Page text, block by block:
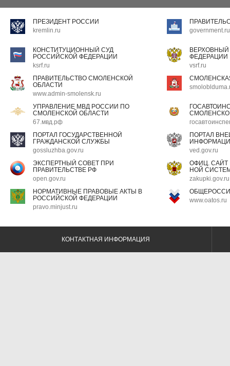
ПРЕЗИДЕНТ РОССИИ
kremlin.ru
government.ru
КОНСТИТУЦИОННЫЙ СУД
РОССИЙСКОЙ ФЕДЕРАЦИИ
ksrf.ru
ФЕДЕРАЦИИ
vsrf.ru
ПРАВИТЕЛЬСТВО СМОЛЕНСКОЙ
ОБЛАСТИ
www.admin-smolensk.ru
УПРАВЛЕНИЕ МВД РОССИИ ПО
СМОЛЕНСКОЙ ОБЛАСТИ
67.мвд.рф
ПОРТАЛ ГОСУДАРСТВЕННОЙ
ГРАЖДАНСКОЙ СЛУЖБЫ
gossluzhba.gov.ru
ПОРТАЛ
ved.gov.ru
ЭКСПЕРТНЫЙ СОВЕТ ПРИ
ПРАВИТЕЛЬСТВЕ РФ
open.gov.ru
ОФИЦ.
НОЙ
zakupki.gov.ru
НОРМАТИВНЫЕ ПРАВОВЫЕ АКТЫ В
РОССИЙСКОЙ ФЕДЕРАЦИИ
pravo.minjust.ru
www.oatos.ru
КОНТАКТНАЯ ИНФОРМАЦИЯ